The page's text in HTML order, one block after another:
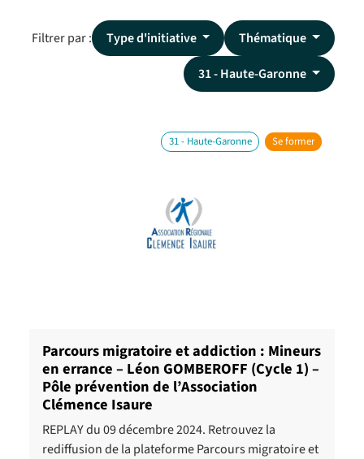
Filtrer par : Type d'initiative
Thématique
31 - Haute-Garonne
31 - Haute-Garonne Se former
Parcours migratoire et addiction : Mineurs
en errance – Léon GOMBEROFF (Cycle 1) –
Pôle prévention de l’Association
Clémence Isaure
REPLAY du 09 décembre 2024. Retrouvez la
rediffusion de la plateforme Parcours migratoire et